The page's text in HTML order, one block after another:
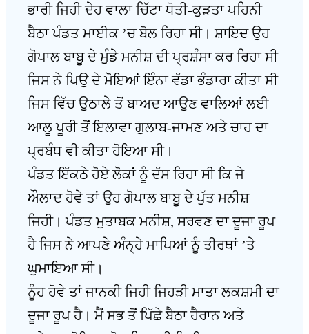
ਭਾਰੀ ਜਿਹੀ ਦੇਹ ਵਾਲਾ ਚਿੱਟਾ ਧੋਤੀ-ਕੁੜਤਾ ਪਹਿਨੀ
ਬੈਠਾ ਪੰਡਤ ਮਾਈਕ ’ਚ ਬੋਲ ਰਿਹਾ ਸੀ। ਸ਼ਾਇਦ ਉਹ
ਗੋਪਾਲ ਬਾਬੂ ਦੇ ਮੁੰਡੇ ਮਨੀਸ਼ ਦੀ ਪ੍ਰਸ਼ੰਸਾ ਕਰ ਰਿਹਾ ਸੀ
ਜਿਸ ਨੇ ਪਿਉ ਦੇ ਮੋਇਆਂ ਇੰਨਾ ਵੱਡਾ ਭੰਡਾਰਾ ਕੀਤਾ ਸੀ
ਜਿਸ ਵਿੱਚ ਉਠਾਲੇ ਤੋਂ ਬਾਅਦ ਆਉਣ ਵਾਲਿਆਂ ਲਈ
ਆਲੂ ਪੂਰੀ ਤੋਂ ਇਲਾਵਾ ਗੁਲਾਬ-ਜਾਮਣ ਅਤੇ ਚਾਹ ਦਾ
ਪ੍ਰਬੰਧ ਵੀ ਕੀਤਾ ਹੋਇਆ ਸੀ।
ਪੰਡਤ ਇੱਕਠੇ ਹੋਏ ਲੋਕਾਂ ਨੂੰ ਦੱਸ ਰਿਹਾ ਸੀ ਕਿ ਜੇ
ਔਲਾਦ ਹੋਵੇ ਤਾਂ ਉਹ ਗੋਪਾਲ ਬਾਬੂ ਦੇ ਪੁੱਤ ਮਨੀਸ਼
ਜਿਹੀ। ਪੰਡਤ ਮੁਤਾਬਕ ਮਨੀਸ਼, ਸਰਵਣ ਦਾ ਦੂਜਾ ਰੂਪ
ਹੈ ਜਿਸ ਨੇ ਆਪਣੇ ਅੰਨ੍ਹੇ ਮਾਪਿਆਂ ਨੂੰ ਤੀਰਥਾਂ ’ਤੇ
ਘੁਮਾਇਆ ਸੀ।
ਨੂੰਹ ਹੋਵੇ ਤਾਂ ਜਾਨਕੀ ਜਿਹੀ ਜਿਹੜੀ ਮਾਤਾ ਲਕਸ਼ਮੀ ਦਾ
ਦੂਜਾ ਰੂਪ ਹੈ। ਮੈਂ ਸਭ ਤੋਂ ਪਿੱਛੇ ਬੈਠਾ ਹੈਰਾਨ ਅਤੇ